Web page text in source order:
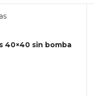
40×40 sin bomba